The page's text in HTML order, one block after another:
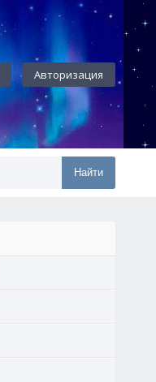
Авторизация
Найти